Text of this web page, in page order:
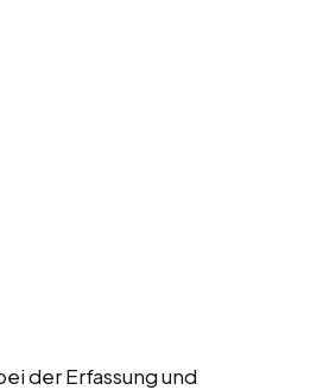
der Erfassung und